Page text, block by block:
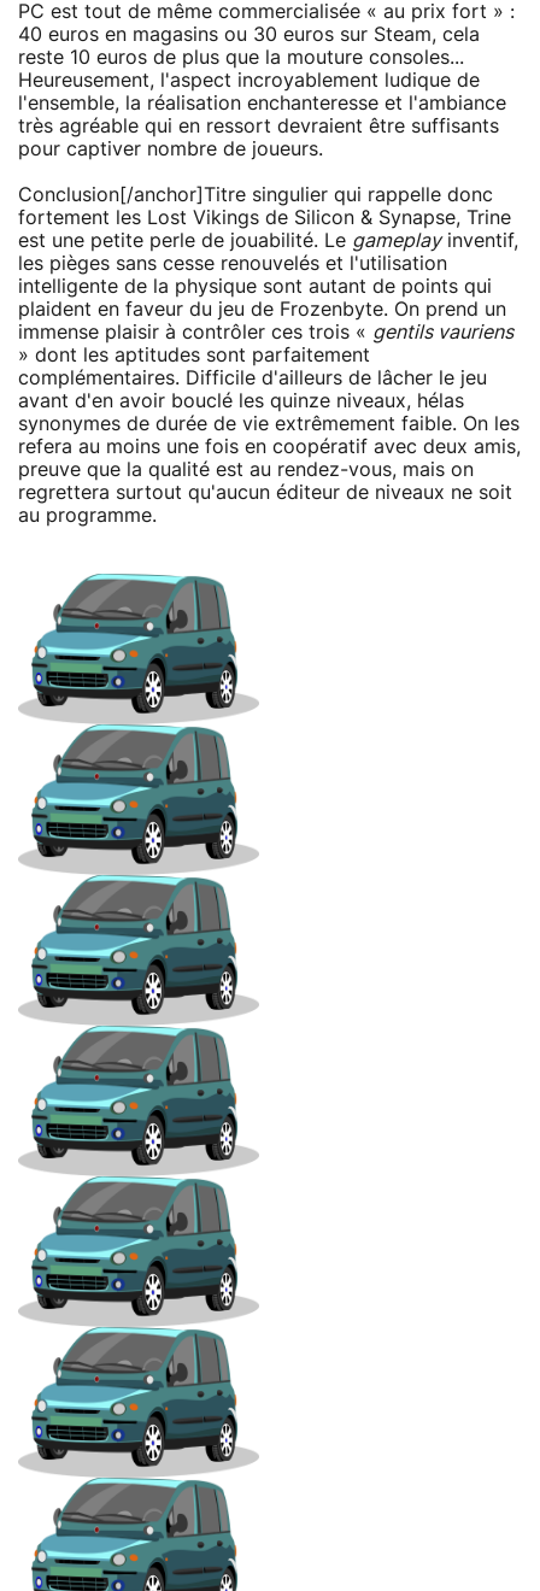
PC est tout de même commercialisée « au prix fort » :
40 euros en magasins ou 30 euros sur Steam, cela
reste 10 euros de plus que la mouture consoles...
Heureusement, l'aspect incroyablement ludique de
l'ensemble, la réalisation enchanteresse et l'ambiance
très agréable qui en ressort devraient être suffisants
pour captiver nombre de joueurs.
Conclusion[/anchor]Titre singulier qui rappelle donc
fortement les Lost Vikings de Silicon & Synapse, Trine
est une petite perle de jouabilité. Le gameplayinventif,
les pièges sans cesse renouvelés et l'utilisation
intelligente de la physique sont autant de points qui
plaident en faveur du jeu de Frozenbyte. On prend un
immense plaisir à contrôler ces trois « gentils vauriens
» dont les aptitudes sont parfaitement
complémentaires. Difficile d'ailleurs de lâcher le jeu
avant d'en avoir bouclé les quinze niveaux, hélas
synonymes de durée de vie extrêmement faible. On les
refera au moins une fois en coopératif avec deux amis,
preuve que la qualité est au rendez-vous, mais on
regrettera surtout qu'aucun éditeur de niveaux ne soit
au programme.